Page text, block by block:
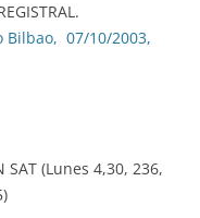
Bilbao, 07/10/2003,
SAT (Lunes 4,30, 236,